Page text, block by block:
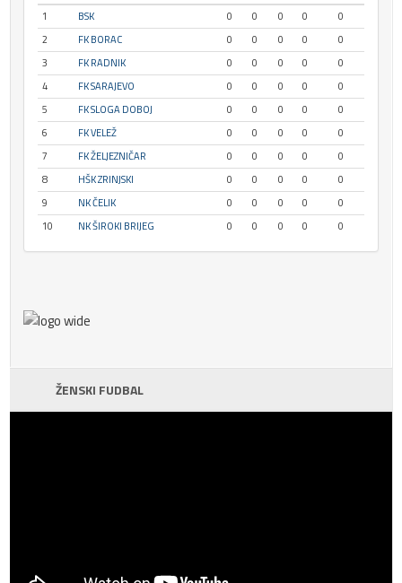
1
BSK 0 0 0 0
0
2
FK BORAC 0 0 0 0
0
3
FK RADNIK 0 0 0 0
0
4
FK SARAJEVO 0 0 0 0
0
5
FK SLOGA DOBOJ 0 0 0 0
0
6
FK VELEŽ 0 0 0 0
0
7
FK ŽELJEZNIČAR 0 0 0 0
0
8
HŠK ZRINJSKI 0 0 0 0
0
9
NK ČELIK 0 0 0 0
0
10
NK ŠIROKI BRIJEG 0 0 0 0 0
ŽENSKI FUDBAL